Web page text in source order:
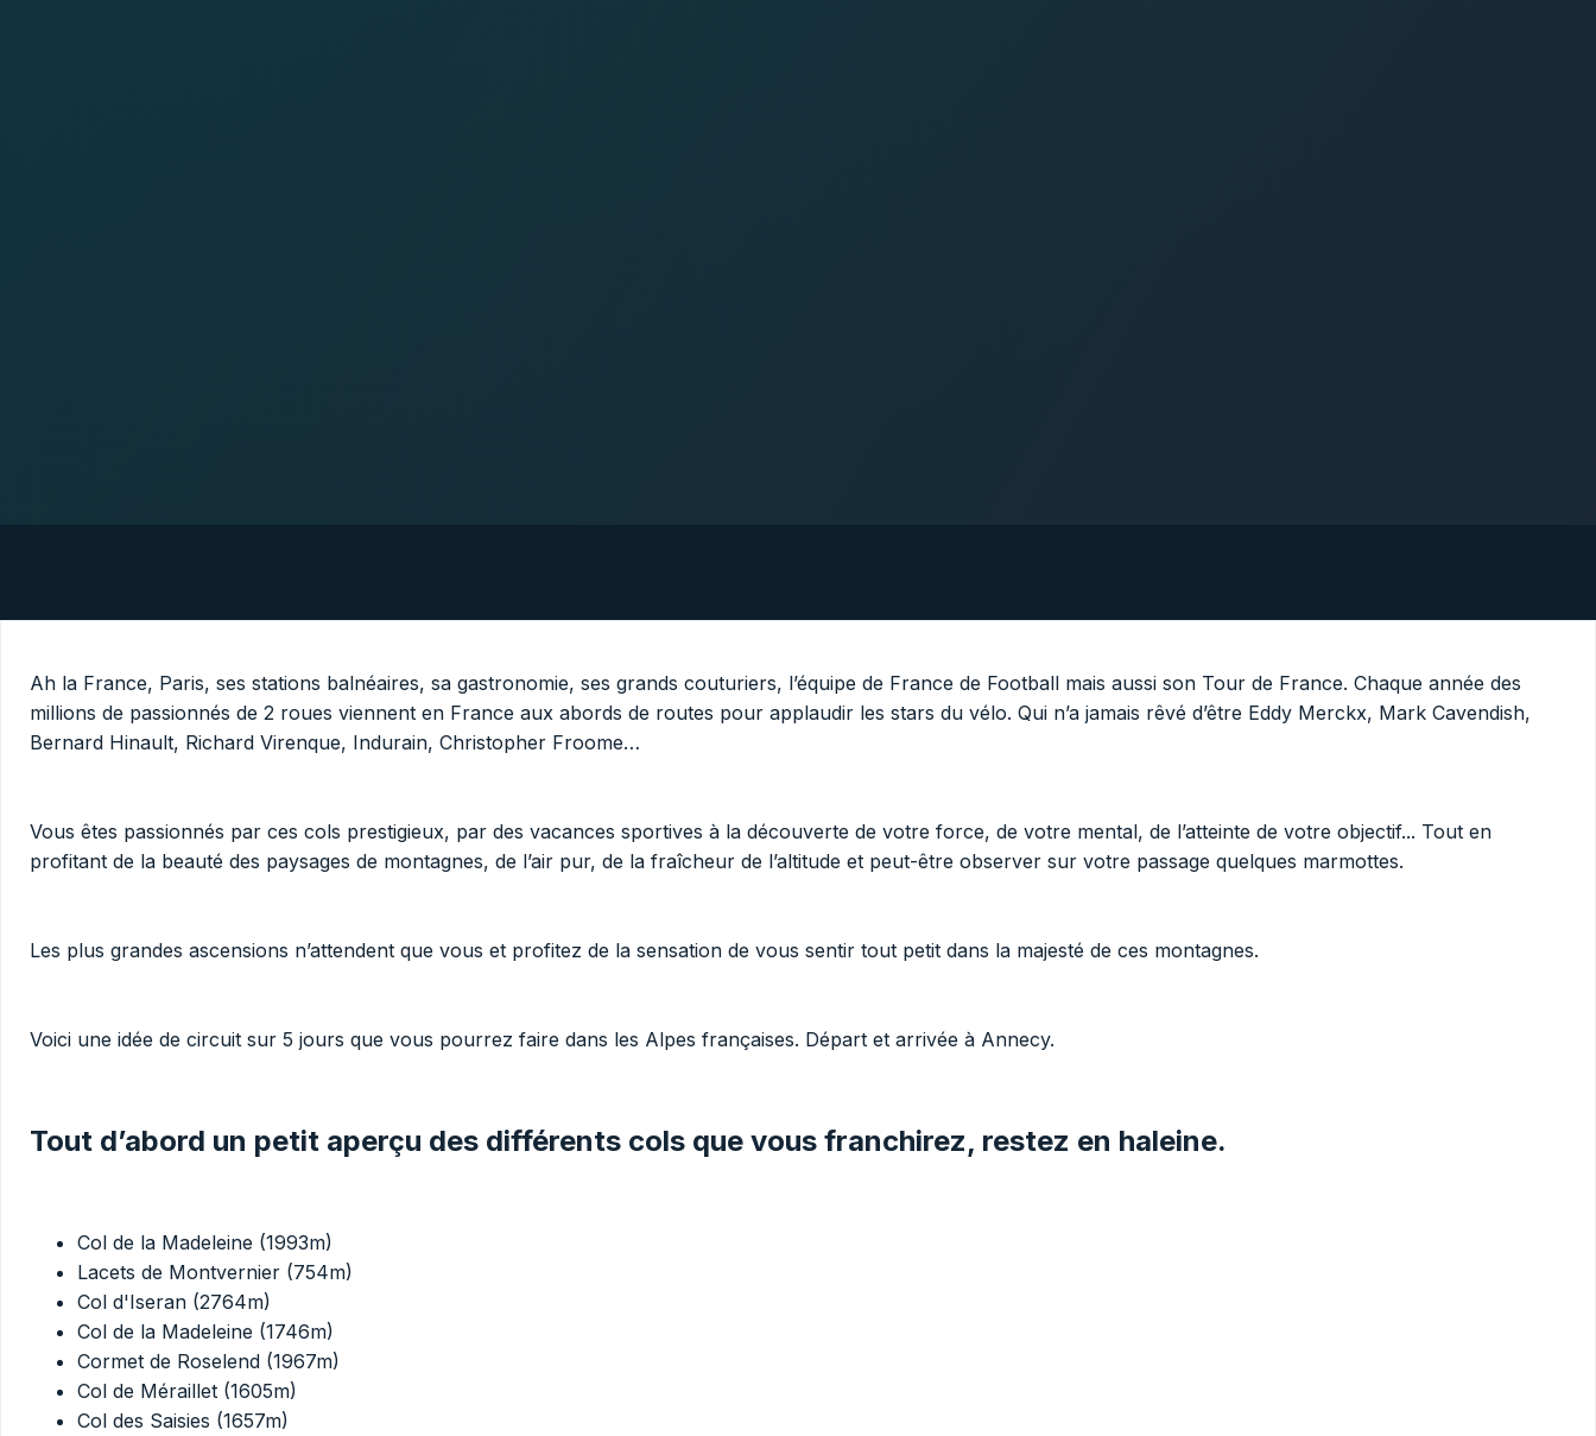
Ah la France, Paris, ses stations balnéaires, sa gastronomie, ses grands couturiers, l’équipe de France de Football mais aussi son Tour de France. Chaque année des
millions de passionnés de 2 roues viennent en France aux abords de routes pour applaudir les stars du vélo. Qui n’a jamais rêvé d’être Eddy Merckx, Mark Cavendish,
Bernard Hinault, Richard Virenque, Indurain, Christopher Froome…
Vous êtes passionnés par ces cols prestigieux, par des vacances sportives à la découverte de votre force, de votre mental, de l’atteinte de votre objectif... Tout en
profitant de la beauté des paysages de montagnes, de l’air pur, de la fraîcheur de l’altitude et peut-être observer sur votre passage quelques marmottes.
Les plus grandes ascensions n’attendent que vous et profitez de la sensation de vous sentir tout petit dans la majesté de ces montagnes.
Voici une idée de circuit sur 5 jours que vous pourrez faire dans les Alpes françaises. Départ et arrivée à Annecy.
Tout d’abord un petit aperçu des différents cols que vous franchirez, restez en haleine.
Col de la Madeleine (1993m)
Lacets de Montvernier (754m)
Col d'Iseran (2764m)
Col de la Madeleine (1746m)
Cormet de Roselend (1967m)
Col de Méraillet (1605m)
Col des Saisies (1657m)